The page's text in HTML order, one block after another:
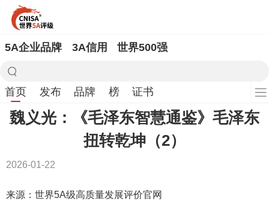
5A企业品牌 3A信用 世界500强
首页 发布 品牌 榜 证书
魏义光：《毛泽东智慧通鉴》毛泽东
扭转乾坤（2）
2026-01-22
来源：世界5A级高质量发展评价官网